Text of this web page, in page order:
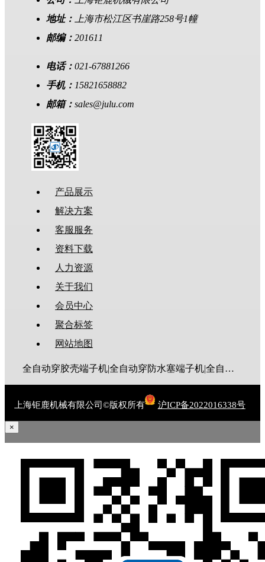
地址：
上海市松江区书崖路258号1幢
邮编： 201611
电话： 021-67881266
手机： 15821658882
邮箱： sales@julu.com
产品展示
解决方案
客服服务
资料下载
人力资源
关于我们
会员中心
聚合标签
网站地图
全自动穿胶壳端子机|全自动穿防水塞端子机|全自动穿热缩管端子机|全自动穿护套端子机|全自动穿号码管端子机|全自动端子机|全自动穿防水栓端子机|端子压着机|端子压接机|静音端子机|多芯线端子机|护套线端子机|全自动排线端子机|新能源大平方压接机|电脑剥线机|自动剥线机|裁线机|剥线机
上海钜鹿机械有限公司©版权所有 沪ICP备2022016338号
×